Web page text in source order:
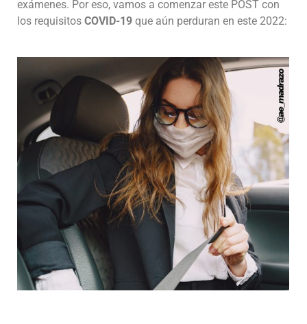
exámenes. Por eso, vamos a comenzar este POST con
los requisitos COVID-19 que aún perduran en este 2022: